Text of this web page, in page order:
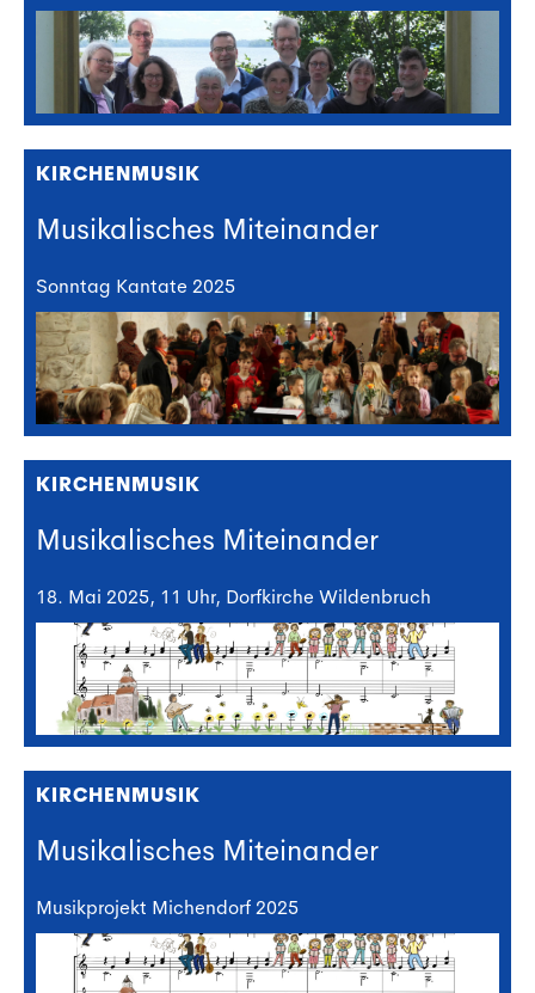
KIRCHENMUSIK
Musikalisches Miteinander
Sonntag Kantate 2025
KIRCHENMUSIK
Musikalisches Miteinander
18. Mai 2025, 11 Uhr, Dorfkirche Wildenbruch
KIRCHENMUSIK
Musikalisches Miteinander
Musikprojekt Michendorf 2025